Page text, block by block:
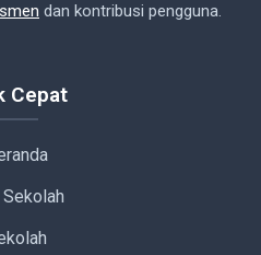
dan kontribusi pengguna.
Cepat
Sekolah